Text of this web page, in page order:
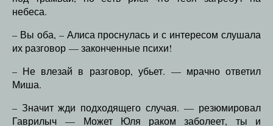
небеса.
– Вы оба, – Алиса проснулась и с интересом слушала
их разговор — законченные психи!
– Не влезай в разговор, убьет. — мрачно ответил
Миша.
– Значит жди подходящего случая. — резюмировал
Гаврилыч — Может Юля раком заболеет, ты и